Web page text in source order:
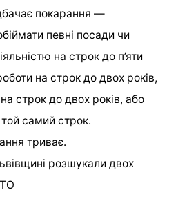
покарання —
певні посади чи
на строк до п’яти
на строк до двох років,
строк до двох років, або
самий строк.
триває.
розшукали двох